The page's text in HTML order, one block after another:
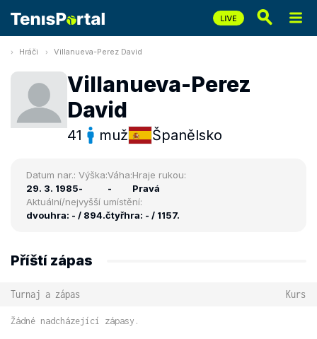
Hráči Villanueva-Perez David
Villanueva-Perez
David
41 muž Španělsko
Datum nar.:
29. 3. 1985
Výška:
-
Váha:
-
Hraje rukou:
Pravá
Aktuální/nejvyšší umístění:
dvouhra: - / 894.čtyřhra: - / 1157.
Příští zápas
Turnaj a zápas Kurs
Žádné nadcházející zápasy.